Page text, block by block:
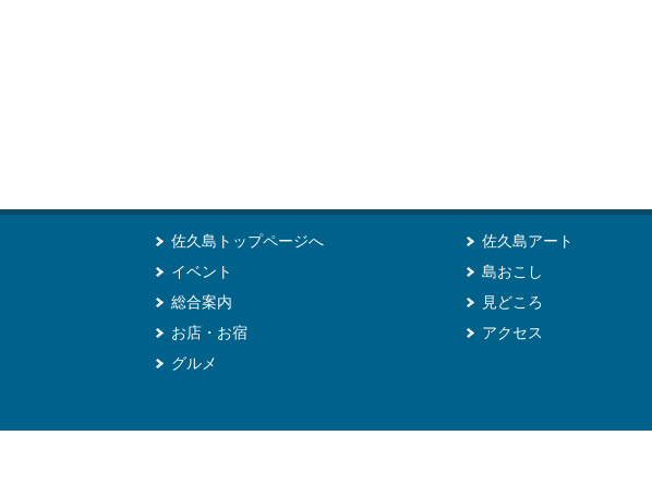
佐久島トップページへ
イベント
総合案内
お店・お宿
グルメ
佐久島アート
島おこし
見どころ
アクセス